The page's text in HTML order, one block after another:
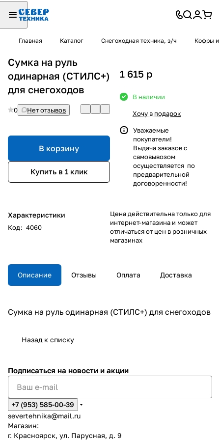
Главная Каталог Снегоходная техника, з/ч Кофры и
Сумка на руль
одинарная (СТИЛС+)
для снегоходов
0 Нет отзывов
В корзину
Купить в 1 клик
Характеристики
Код: 4060
1 615 p
В наличии
Хочу в подарок
Уважаемые
покупатели!
Выдача заказов с
самовывозом
осуществляется по
предварительной
договоренности!
Цена действительна только для
интернет-магазина и может
отличаться от цен в розничных
магазинах
Описание Отзывы Оплата Доставка
Сумка на руль одинарная (СТИЛС+) для снегоходов
Назад к списку
Подписаться на новости и акции
+7 (953) 585-00-39
severtehnika@mail.ru
Магазин:
г. Красноярск, ул. Парусная, д. 9